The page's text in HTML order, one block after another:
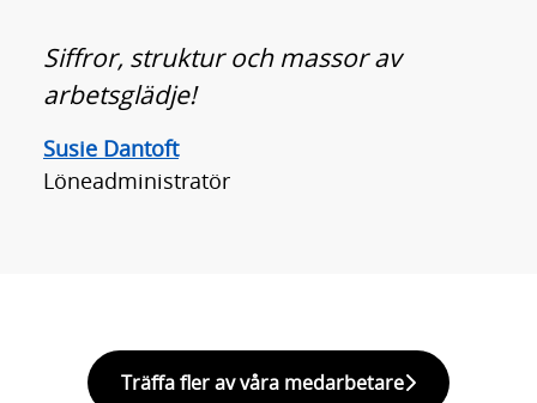
Siffror, struktur och massor av
arbetsglädje!
Susie Dantoft
Löneadministratör
Träffa fler av våra medarbetare